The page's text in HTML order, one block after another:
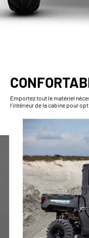
Emportez tout le matériel
l’intérieur de la cabine pour